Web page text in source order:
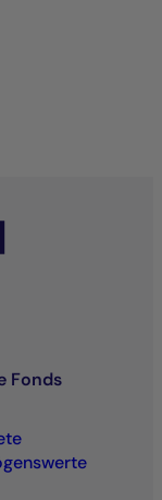
Française
La Française
Fonds